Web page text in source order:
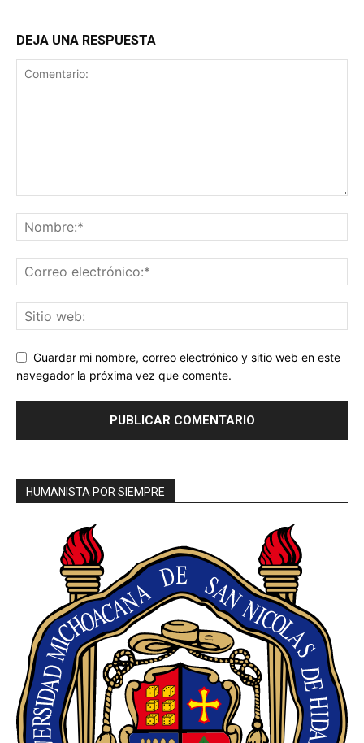
DEJA UNA RESPUESTA
Guardar mi nombre, correo electrónico y sitio web en este
navegador la próxima vez que comente.
HUMANISTA POR SIEMPRE